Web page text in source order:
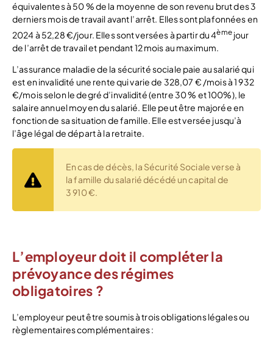
équivalentes à 50 % de la moyenne de son revenu brut des 3
derniers mois de travail avant l’arrêt. Elles sont plafonnées en
2024 à 52,28 €/jour. Elles sont versées à partir du 4èmejour
de l’arrêt de travail et pendant 12 mois au maximum.
L’assurance maladie de la sécurité sociale paie au salarié qui
est en invalidité une rente qui varie de 328,07 € /mois à 1 932
€/mois selon le degré d’invalidité (entre 30 % et 100%), le
salaire annuel moyen du salarié. Elle peut être majorée en
fonction de sa situation de famille. Elle est versée jusqu’à
l’âge légal de départ à la retraite.
En cas de décès, la Sécurité Sociale verse à
la famille du salarié décédé un capital de
3 910 €.
L’employeur doit il compléter la
prévoyance des régimes
obligatoires ?
L’employeur peut être soumis à trois obligations légales ou
règlementaires complémentaires :